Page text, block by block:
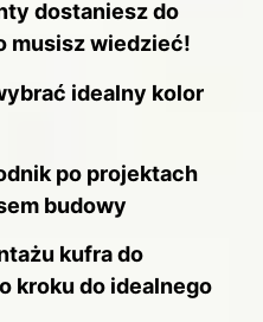
dostaniesz do
musisz wiedzieć!
idealny kolor
po projektach
budowy
kufra do
kroku do idealnego